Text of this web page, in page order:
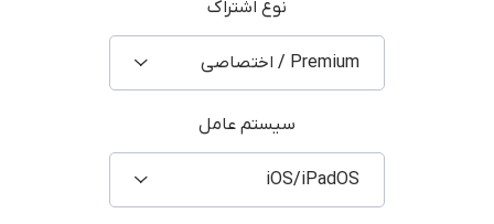
نوع اشتراک
Premium / اختصاصی
سیستم عامل
iOS/iPadOS